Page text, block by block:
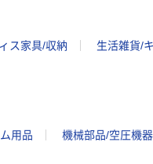
ス家具/収納 生活雑貨/
用品
機械部品/空圧機